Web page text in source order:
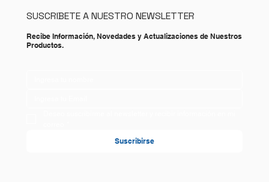
SUSCRIBETE A NUESTRO NEWSLETTER
Recibe Información, Novedades y Actualizaciones de Nuestros
Productos.
Suscribirse